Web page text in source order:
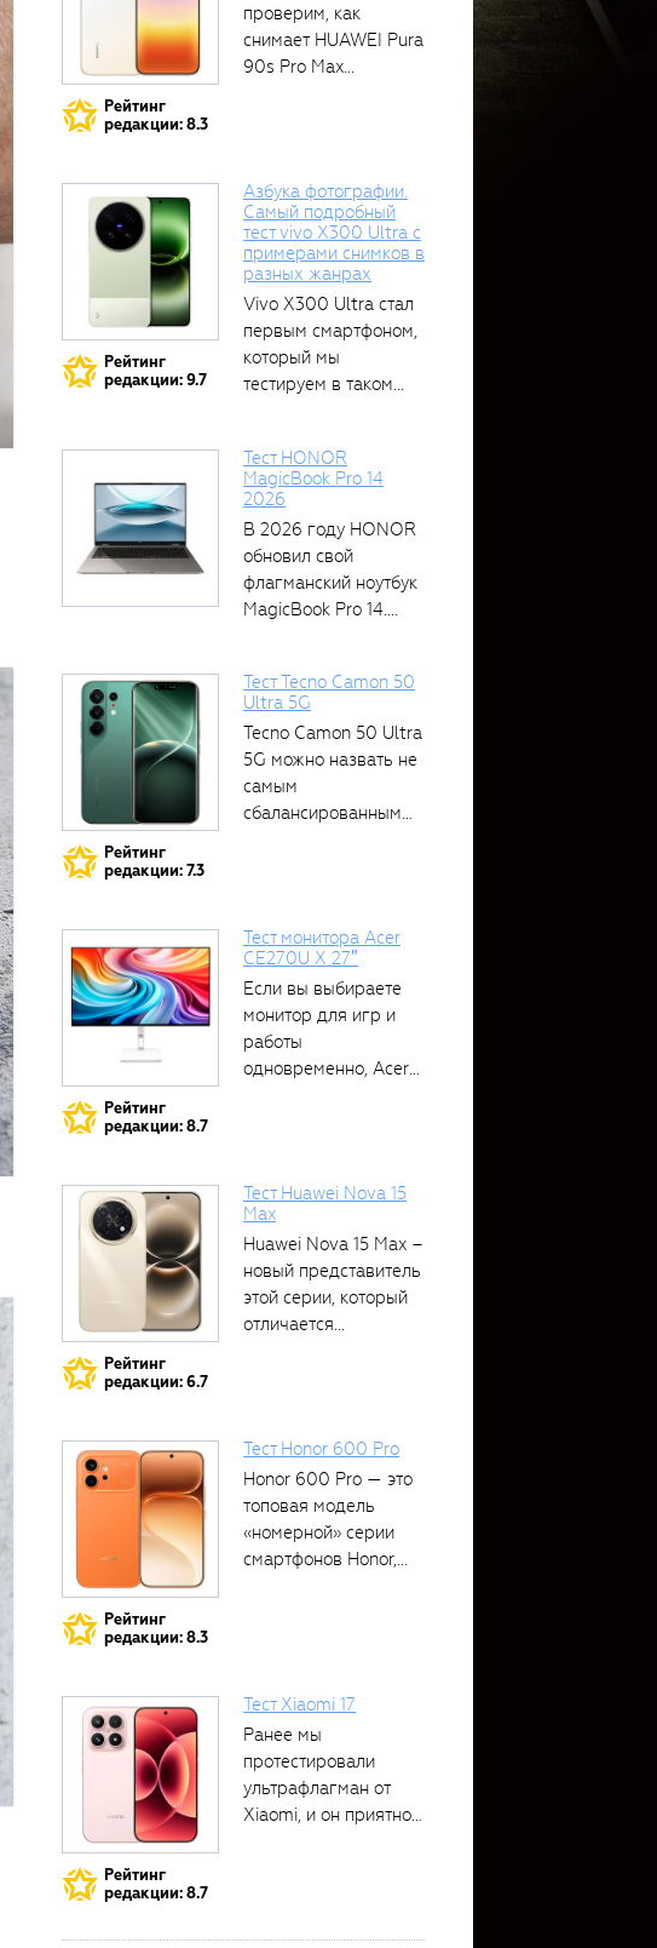
Рейтинг
редакции: 8.3
проверим, как
снимает HUAWEI Pura
90s Pro Max...
Рейтинг
редакции: 9.7
Азбука фотографии.
Самый подробный
тест vivo X300 Ultra с
примерами снимков в
разных жанрах
Vivo X300 Ultra стал
первым смартфоном,
который мы
тестируем в таком...
Тест HONOR
MagicBook Pro 14
2026
В 2026 году HONOR
обновил свой
флагманский ноутбук
MagicBook Pro 14....
Рейтинг
редакции: 7.3
Тест Tecno Camon 50
Ultra 5G
Tecno Camon 50 Ultra
5G можно назвать не
самым
сбалансированным
Рейтинг
редакции: 8.7
Тест монитора Acer
CE270U X 27″
Если вы выбираете
монитор для игр и
работы
одновременно, Acer
Рейтинг
редакции: 6.7
Тест Huawei Nova 15
Max
Huawei Nova 15 Max –
новый представитель
этой серии, который
отличается...
Рейтинг
редакции: 8.3
Тест Honor 600 Pro
Honor 600 Pro — это
топовая модель
«номерной» серии
смартфонов Honor,...
Рейтинг
редакции: 8.7
Тест Xiaomi 17
Ранее мы
протестировали
ультрафлагман от
Xiaomi, и он приятно